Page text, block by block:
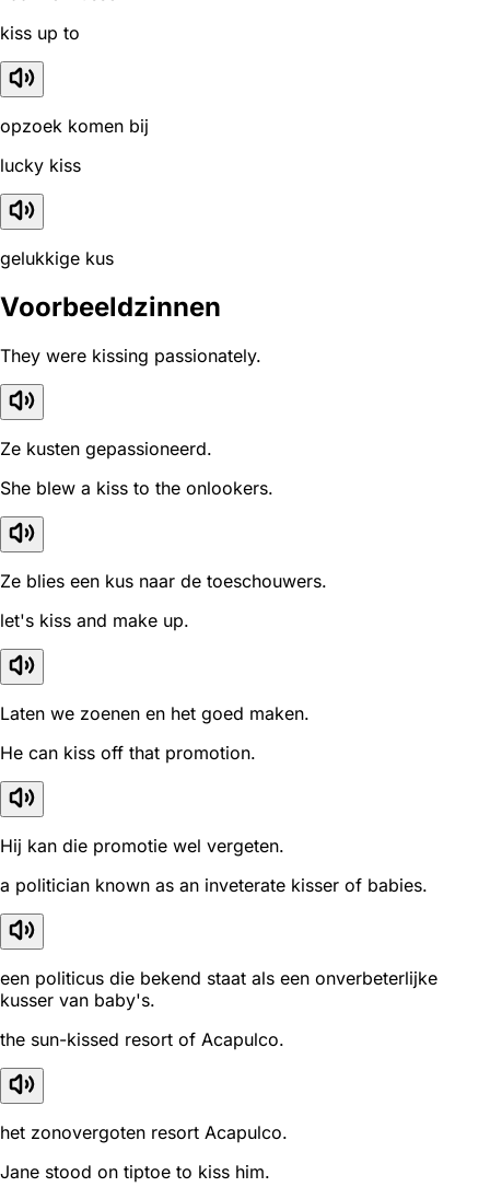
kiss up to
opzoek komen bij
lucky kiss
gelukkige kus
Voorbeeldzinnen
They were kissing passionately.
Ze kusten gepassioneerd.
She blew a kiss to the onlookers.
Ze blies een kus naar de toeschouwers.
let's kiss and make up.
Laten we zoenen en het goed maken.
He can kiss off that promotion.
Hij kan die promotie wel vergeten.
a politician known as an inveterate kisser of babies.
een politicus die bekend staat als een onverbeterlijke
kusser van baby's.
the sun-kissed resort of Acapulco.
het zonovergoten resort Acapulco.
Jane stood on tiptoe to kiss him.